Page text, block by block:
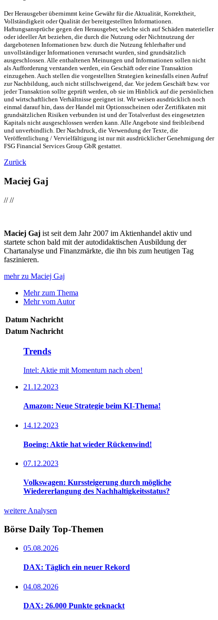
Der Herausgeber übernimmt keine Gewähr für die Aktualität, Korrektheit,
Vollständigkeit oder Qualität der bereitgestellten Informationen.
Haftungsansprüche gegen den Herausgeber, welche sich auf Schäden materieller
oder ideeller Art beziehen, die durch die Nutzung oder Nichtnutzung der
dargebotenen Informationen bzw. durch die Nutzung fehlerhafter und
unvollständiger Informationen verursacht wurden, sind grundsätzlich
ausgeschlossen. Alle enthaltenen Meinungen und Informationen sollen nicht
als Aufforderung verstanden werden, ein Geschäft oder eine Transaktion
einzugehen. Auch stellen die vorgestellten Strategien keinesfalls einen Aufruf
zur Nachbildung, auch nicht stillschweigend, dar. Vor jedem Geschäft bzw. vor
jeder Transaktion sollte geprüft werden, ob sie im Hinblick auf die persönlichen
und wirtschaftlichen Verhältnisse geeignet ist. Wir weisen ausdrücklich noch
einmal darauf hin, dass der Handel mit Optionsscheinen oder Zertifikaten mit
grundsätzlichen Risiken verbunden ist und der Totalverlust des eingesetzten
Kapitals nicht ausgeschlossen werden kann. Alle Angebote sind freibleibend
und unverbindlich. Der Nachdruck, die Verwendung der Texte, die
Veröffentlichung / Vervielfältigung ist nur mit ausdrücklicher Genehmigung der
FSG Financial Services Group GbR gestattet.
Zurück
Maciej Gaj
////
Maciej Gaj ist seit dem Jahr 2007 im Aktienhandel aktiv und
startete schon bald mit der autodidaktischen Ausbildung der
Chartanalyse und Finanzmärkte, die ihn bis zum heutigen Tag
faszinieren.
mehr zu Maciej Gaj
Mehr zum Thema
Mehr vom Autor
Datum Nachricht
Datum Nachricht
Trends
Intel: Aktie mit Momentum nach oben!
21.12.2023
Amazon: Neue Strategie beim KI-Thema!
14.12.2023
Boeing: Aktie hat wieder Rückenwind!
07.12.2023
Volkswagen: Kurssteigerung durch mögliche
Wiedererlangung des Nachhaltigkeitsstatus?
weitere Analysen
Börse Daily Top-Themen
05.08.2026
DAX: Täglich ein neuer Rekord
04.08.2026
DAX: 26.000 Punkte geknackt